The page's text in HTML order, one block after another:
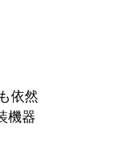
依然
機器